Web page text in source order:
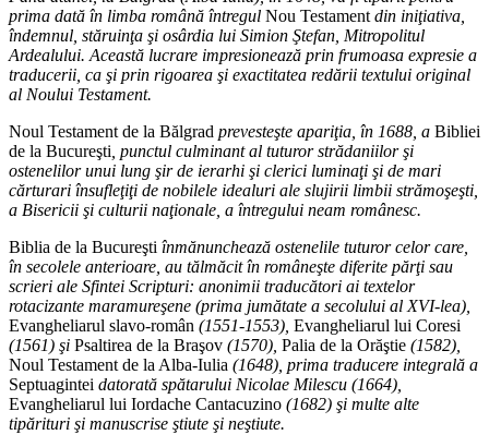
prima dată în limba română întregul Nou Testament din iniţiativa,
îndemnul, stăruinţa şi osârdia lui Simion Ştefan, Mitropolitul
Ardealului. Această lucrare impresionează prin frumoasa expresie a
traducerii, ca şi prin rigoarea şi exactitatea redării textului original
al Noului Testament.
Noul Testament de la Bălgrad prevesteşte apariţia, în 1688, a Bibliei
de la Bucureşti , punctul culminant al tuturor strădaniilor şi
ostenelilor unui lung şir de ierarhi şi clerici luminaţi şi de mari
cărturari însufleţiţi de nobilele idealuri ale slujirii limbii strămoşeşti,
a Bisericii şi culturii naţionale, a întregului neam românesc.
Biblia de la Bucureşti înmănunchează ostenelile tuturor celor care,
în secolele anterioare, au tălmăcit în româneşte diferite părţi sau
scrieri ale Sfintei Scripturi: anonimii traducători ai textelor
rotacizante maramureşene (prima jumătate a secolului al XVI-lea),
Evangheliarul slavo-român (1551-1553), Evangheliarul lui Coresi
(1561) şi Psaltirea de la Braşov (1570), Palia de la Orăştie (1582),
Noul Testament de la Alba-Iulia (1648), prima traducere integrală a
Septuagintei datorată spătarului Nicolae Milescu (1664),
Evangheliarul lui Iordache Cantacuzino (1682) şi multe alte
tipărituri şi manuscrise ştiute şi neştiute.